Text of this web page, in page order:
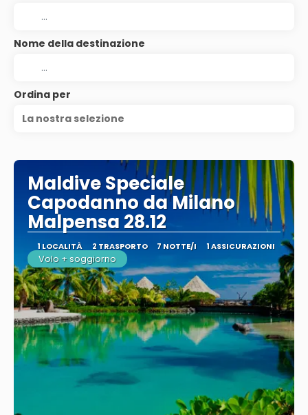
Nome della destinazione
Ordina per
La nostra selezione
Maldive Speciale
Capodanno da Milano
Malpensa 28.12
1 LOCALITÀ 2 TRASPORTO 7 NOTTE/I 1 ASSICURAZIONI
Volo + soggiorno